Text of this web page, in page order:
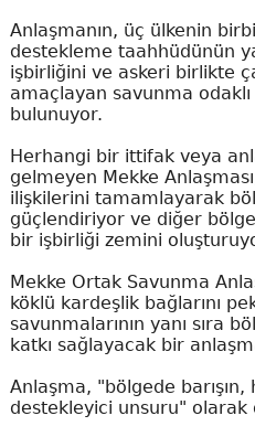
Anlaşmanın, üç ülkenin
destekleme taahhüdünün
işbirliğini ve askeri birlikte
amaçlayan savunma
bulunuyor.
Herhangi bir ittifak veya
gelmeyen Mekke
ilişkilerini tamamlayarak
güçlendiriyor ve diğer bölge
bir işbirliği zemini
Mekke Ortak Savunma
köklü kardeşlik bağlarını
savunmalarının yanı sıra
katkı sağlayacak bir
Anlaşma, "bölgede
destekleyici unsuru" olarak